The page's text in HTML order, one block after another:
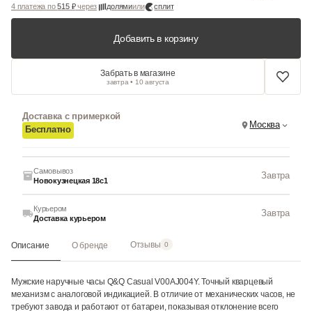
4 платежа по515 ₽через долямиили сплит
Добавить в корзину
Забрать в магазине
завтра • 10 августа
Доставка с примеркой
Бесплатно
Москва
Самовывоз
Новокузнецкая 18с1
Завтра
Курьером
Доставка курьером
Завтра
Описание О бренде Отзывы 0
Мужские наручные часы Q&Q Casual V00AJ004Y. Точный кварцевый
механизм с аналоговой индикацией. В отличие от механических часов, не
требуют завода и работают от батареи, показывая отклонение всего